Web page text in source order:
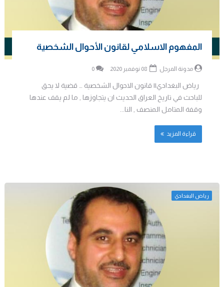
المفهوم الاسلامي لقانون الأحوال الشخصية
مدونة المرجل 0
رياض البغدادي|| قانون الاحوال الشخصية … قضية لا يحق
للباحث في تاريخ العراق الحديث ان يتجاوزها , ما لم يقف عندها
وقفة المتامل المنصف , النا...
قراءة المزيد
رياض البغدادي